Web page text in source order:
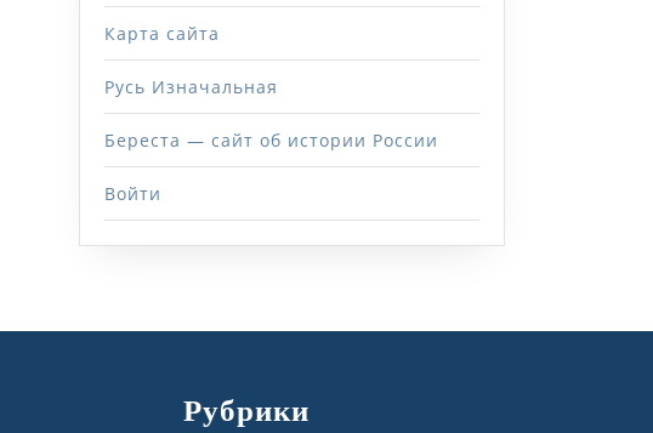
Карта сайта
Русь Изначальная
Береста — сайт об истории России
Войти
Рубрики